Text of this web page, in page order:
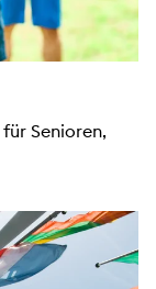
Senioren,